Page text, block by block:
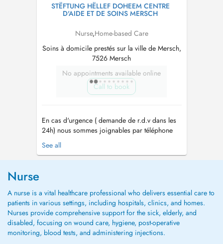
STËFTUNG HËLLEF DOHEEM CENTRE
D'AIDE ET DE SOINS MERSCH
Nurse,Home-based Care
Soins à domicile prestés sur la ville de Mersch,
7526 Mersch
No appointments available online
Call to book
En cas d'urgence ( demande de r.d.v dans les
24h) nous sommes joignables par téléphone
24h/24 et 7j/7 au 40 20 80 42 00. - Depuis
1999 le plus grand réseau d'aide et de soins à
See all
Nurse
A nurse is a vital healthcare professional who delivers essential care to
patients in various settings, including hospitals, clinics, and homes.
Nurses provide comprehensive support for the sick, elderly, and
disabled, focusing on wound care, hygiene, post-operative
monitoring, blood tests, and administering injections.